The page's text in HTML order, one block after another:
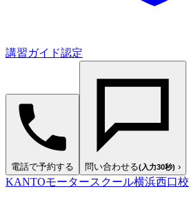
講習ガイド認定
電話で予約する 問い合わせる(入力30秒) ›
KANTOモータースクール横浜西口校